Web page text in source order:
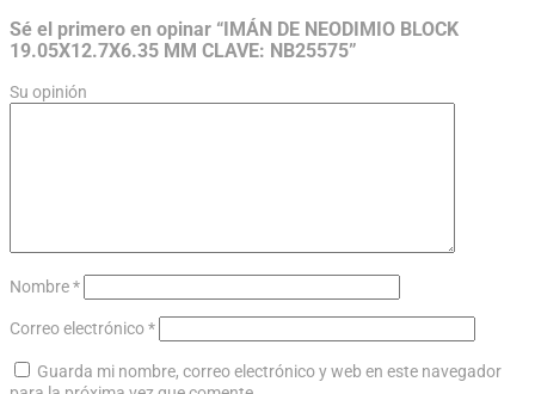
Sé el primero en opinar “IMÁN DE NEODIMIO BLOCK
19.05X12.7X6.35 MM CLAVE: NB25575”
Su opinión
Nombre*
Correo electrónico*
Guarda mi nombre, correo electrónico y web en este navegador